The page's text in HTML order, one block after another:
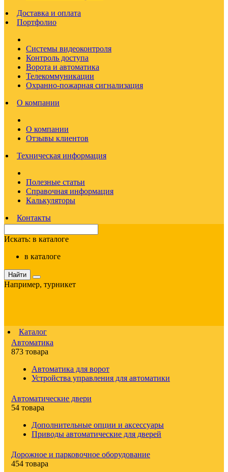
Доставка и оплата
Портфолио
Системы видеоконтроля
Контроль доступа
Ворота и автоматика
Телекоммуникации
Охранно-пожарная сигнализация
О компании
О компании
Отзывы клиентов
Техническая информация
Полезные статьи
Справочная информация
Калькуляторы
Контакты
Искать: в каталоге
в каталоге
Найти
Например, турникет
Каталог
Автоматика
873 товара
Автоматика для ворот
Устройства управления для автоматики
Автоматические двери
54 товара
Дополнительные опции и аксессуары
Приводы автоматические для дверей
Дорожное и парковочное оборудование
454 товара